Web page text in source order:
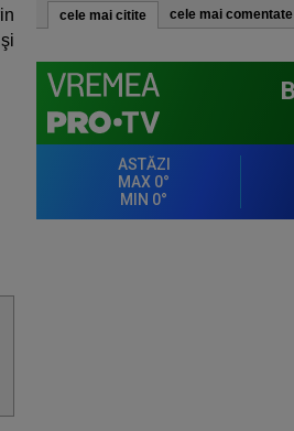
cele mai citite cele mai comentate